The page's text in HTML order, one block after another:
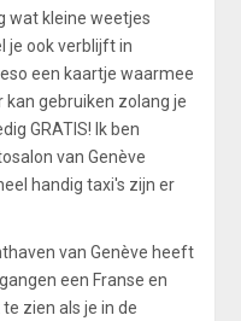
wat kleine weetjes
je ook verblijft in
een kaartje waarmee
gebruiken zolang je
GRATIS! Ik ben
van Genève
handig taxi's zijn er
van Genève heeft
een Franse en
zien als je in de